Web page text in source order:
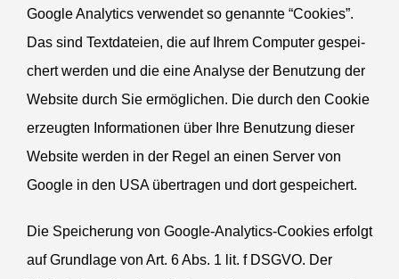
Google Analytics verwendet so genannte “Cookies”.
Das sind Textda­teien, die auf Ihrem Computer gespei­
chert werden und die eine Analyse der Benutzung der
Website durch Sie ermög­lichen. Die durch den Cookie
erzeugten Infor­ma­tionen über Ihre Benutzung dieser
Website werden in der Regel an einen Server von
Google in den USAübertragen und dort gespeichert.
Die Speicherung von Google-Analytics-Cookies erfolgt
auf Grundlage von Art. 6 Abs. 1 lit. f DSGVO. Der